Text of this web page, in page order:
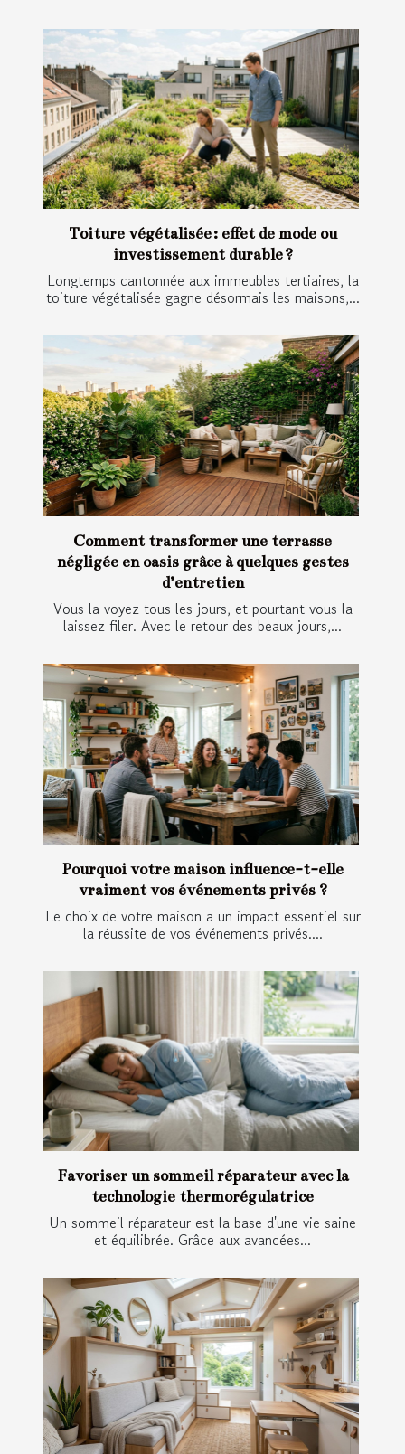
Toiture végétalisée : effet de mode ou
investissement durable ?
Longtemps cantonnée aux immeubles tertiaires, la
toiture végétalisée gagne désormais les maisons,...
Comment transformer une terrasse
négligée en oasis grâce à quelques gestes
d’entretien
Vous la voyez tous les jours, et pourtant vous la
laissez filer. Avec le retour des beaux jours,...
Pourquoi votre maison influence-t-elle
vraiment vos événements privés ?
Le choix de votre maison a un impact essentiel sur
la réussite de vos événements privés....
Favoriser un sommeil réparateur avec la
technologie thermorégulatrice
Un sommeil réparateur est la base d'une vie saine
et équilibrée. Grâce aux avancées...